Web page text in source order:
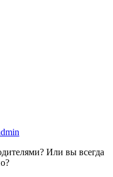
Или вы всегда